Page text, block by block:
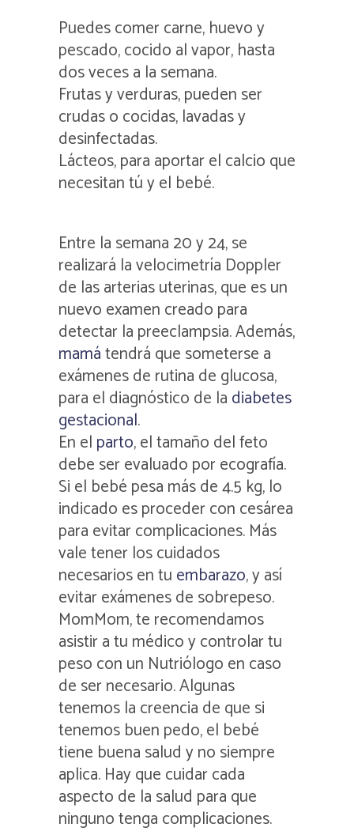
Puedes comer carne, huevo y
pescado, cocido al vapor, hasta
dos veces a la semana.
Frutas y verduras, pueden ser
crudas o cocidas, lavadas y
desinfectadas.
Lácteos, para aportar el calcio que
necesitan tú y el bebé.
Entre la semana 20 y 24, se
realizará la velocimetría Doppler
de las arterias uterinas, que es un
nuevo examen creado para
detectar la preeclampsia. Además,
mamátendrá que someterse a
exámenes de rutina de glucosa,
para el diagnóstico de la diabetes
gestacional.
En el parto, el tamaño del feto
debe ser evaluado por ecografía.
Si el bebé pesa más de 4.5 kg, lo
indicado es proceder con cesárea
para evitar complicaciones. Más
vale tener los cuidados
necesarios en tu embarazo, y así
evitar exámenes de sobrepeso.
MomMom, te recomendamos
asistir a tu médico y controlar tu
peso con un Nutriólogo en caso
de ser necesario. Algunas
tenemos la creencia de que si
tenemos buen pedo, el bebé
tiene buena salud y no siempre
aplica. Hay que cuidar cada
aspecto de la salud para que
ninguno tenga complicaciones.